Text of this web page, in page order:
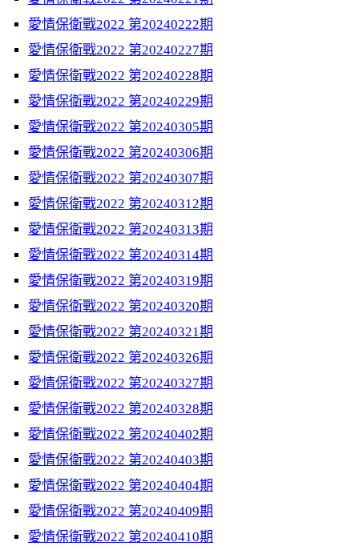
愛情保衛戰2022 第20240222期
愛情保衛戰2022 第20240227期
愛情保衛戰2022 第20240228期
愛情保衛戰2022 第20240229期
愛情保衛戰2022 第20240305期
愛情保衛戰2022 第20240306期
愛情保衛戰2022 第20240307期
愛情保衛戰2022 第20240312期
愛情保衛戰2022 第20240313期
愛情保衛戰2022 第20240314期
愛情保衛戰2022 第20240319期
愛情保衛戰2022 第20240320期
愛情保衛戰2022 第20240321期
愛情保衛戰2022 第20240326期
愛情保衛戰2022 第20240327期
愛情保衛戰2022 第20240328期
愛情保衛戰2022 第20240402期
愛情保衛戰2022 第20240403期
愛情保衛戰2022 第20240404期
愛情保衛戰2022 第20240409期
愛情保衛戰2022 第20240410期